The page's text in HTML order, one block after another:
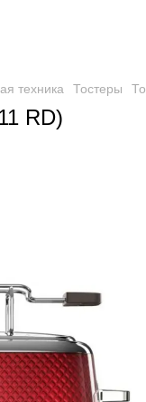
техника Тостеры
RD)